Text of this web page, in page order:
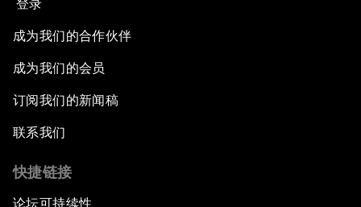
登录
成为我们的合作伙伴
成为我们的会员
订阅我们的新闻稿
联系我们
快捷链接
论坛可持续性